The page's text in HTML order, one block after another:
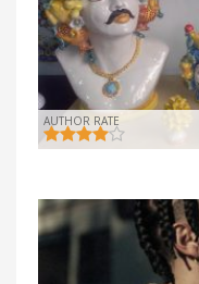
AUTHOR RATE